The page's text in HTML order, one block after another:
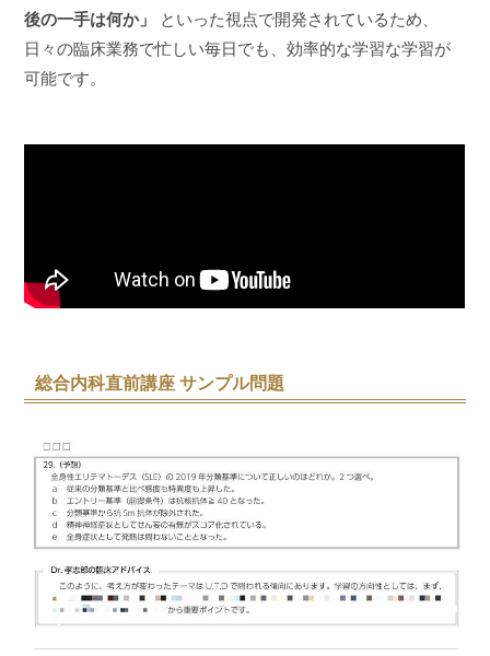
後の一手は何か」
といった視点で開発されているため、
日々の臨床業務で忙しい毎日でも、効率的な学習な学習が
可能です。
総合内科直前講座 サンプル問題